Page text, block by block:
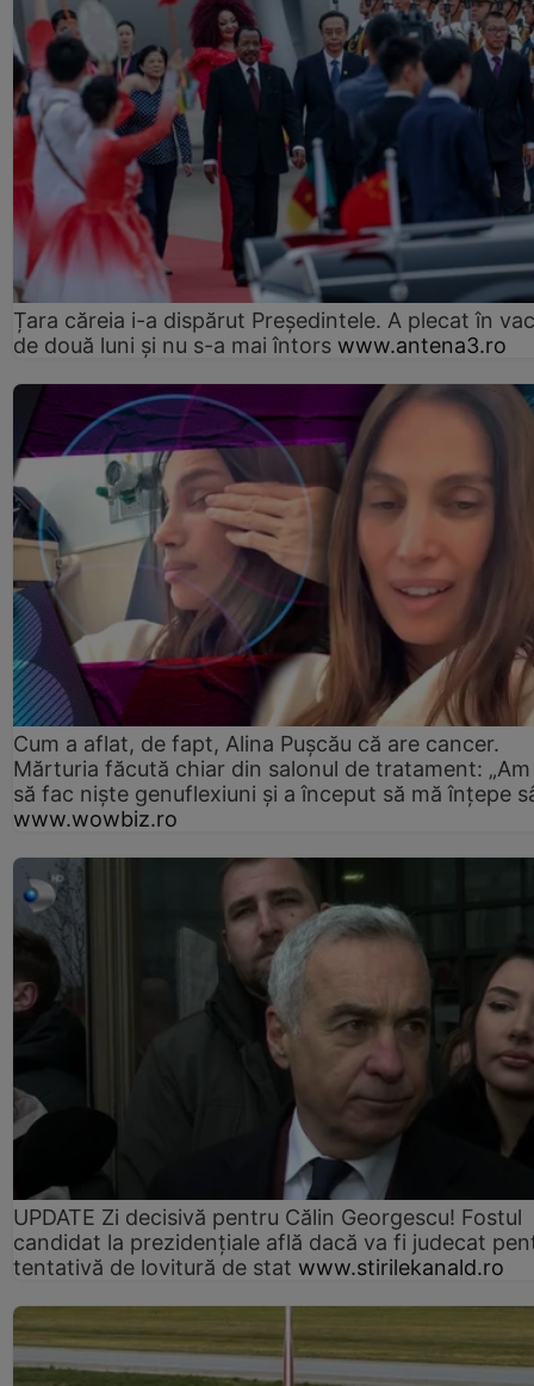
Țara căreia i-a dispărut Președintele. A plecat în
de două luni și nu s-a mai întors www.antena3.ro
Cum a aflat, de fapt, Alina Pușcău că are cancer.
Mărturia făcută chiar din salonul de tratament:
să fac niște genuflexiuni și a început să mă înțepe
www.wowbiz.ro
UPDATE Zi decisivă pentru Călin Georgescu! Fostul
candidat la prezidențiale află dacă va fi judecat
tentativă de lovitură de stat www.stirilekanald.ro